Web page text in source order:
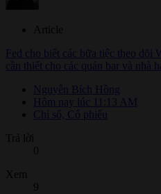
Article
Fed cho biết các bữa tiệc theo dõi
cần thiết cho các quán bar và nhà
Nguyễn Bích Hồng
Hôm nay lúc 11:13 AM
Chỉ số, Cổ phiếu
Trả lời
0
Xem
9